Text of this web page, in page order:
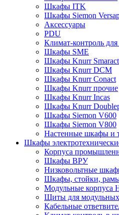
Шкафы ITK
Шкафы Siemon
Аксессуары
PDU
Климат-контроль
Шкафы SME
Шкафы Knurr Smaract
Шкафы Knurr DCM
Шкафы Knurr Conact
Шкафы Knurr прочие
Шкафы Knurr Incas
Шкафы Knurr
Шкафы Siemon V600
Шкафы Siemon V800
Настенные шкафы и
Шкафы
Корпуса
Шкафы ВРУ
Низковольтные
Шкафы, стойки,
Модульные корпуса
Щиты для модульных
Кабельные